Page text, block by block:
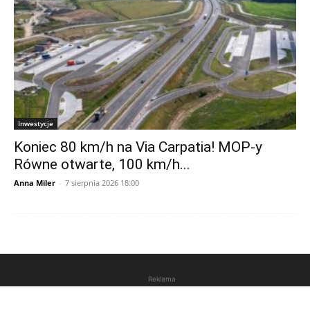
Inwestycje
Koniec 80 km/h na Via Carpatia! MOP-y
Równe otwarte, 100 km/h...
Anna Miler - 7 sierpnia 2026 18:00
Reklama